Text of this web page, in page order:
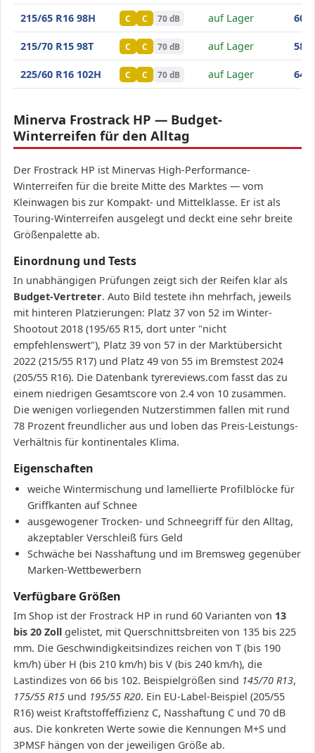
Minerva Frostrack HP
215/65 R16 98H C C 70 dB auf Lager 60
Minerva Frostrack HP
215/70 R15 98T C C 70 dB auf Lager 58
Minerva Frostrack HP
225/60 R16 102H C C 70 dB auf Lager 64
Minerva Frostrack HP — Budget-
Winterreifen für den Alltag
Der Frostrack HP ist Minervas High-Performance-
Winterreifen für die breite Mitte des Marktes — vom
Kleinwagen bis zur Kompakt- und Mittelklasse. Er ist als
Touring-Winterreifen ausgelegt und deckt eine sehr breite
Größenpalette ab.
Einordnung und Tests
In unabhängigen Prüfungen zeigt sich der Reifen klar als
Budget-Vertreter. Auto Bild testete ihn mehrfach, jeweils
mit hinteren Platzierungen: Platz 37 von 52 im Winter-
Shootout 2018 (195/65 R15, dort unter "nicht
empfehlenswert"), Platz 39 von 57 in der Marktübersicht
2022 (215/55 R17) und Platz 49 von 55 im Bremstest 2024
(205/55 R16). Die Datenbank tyrereviews.com fasst das zu
einem niedrigen Gesamtscore von 2.4 von 10 zusammen.
Die wenigen vorliegenden Nutzerstimmen fallen mit rund
78 Prozent freundlicher aus und loben das Preis-Leistungs-
Verhältnis für kontinentales Klima.
Eigenschaften
weiche Wintermischung und lamellierte Profilblöcke für
Griffkanten auf Schnee
ausgewogener Trocken- und Schneegriff für den Alltag,
akzeptabler Verschleiß fürs Geld
Schwäche bei Nasshaftung und im Bremsweg gegenüber
Marken-Wettbewerbern
Verfügbare Größen
Im Shop ist der Frostrack HP in rund 60 Varianten von 13
bis 20 Zoll gelistet, mit Querschnittsbreiten von 135 bis 225
mm. Die Geschwindigkeitsindizes reichen von T (bis 190
km/h) über H (bis 210 km/h) bis V (bis 240 km/h), die
Lastindizes von 66 bis 102. Beispielgrößen sind 145/70 R13,
175/55 R15 und 195/55 R20. Ein EU-Label-Beispiel (205/55
R16) weist Kraftstoffeffizienz C, Nasshaftung C und 70 dB
aus. Die konkreten Werte sowie die Kennungen M+S und
3PMSF hängen von der jeweiligen Größe ab.